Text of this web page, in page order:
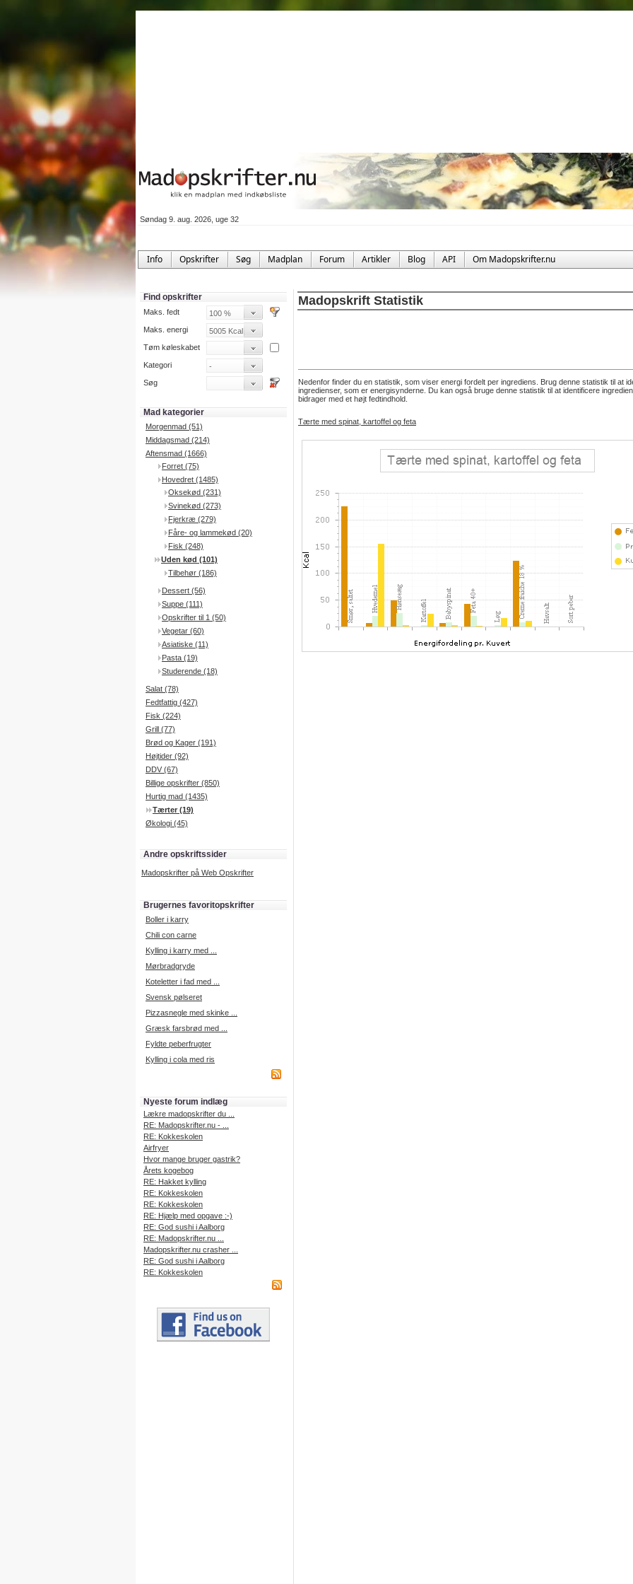
Søndag 9. aug. 2026, uge 32
Info Opskrifter Søg Madplan Forum Artikler Blog API Om Madopskrifter.nu
Find opskrifter
Maks. fedt
Maks. energi
Tøm køleskabet
Kategori
Søg
Mad kategorier
Morgenmad (51)
Middagsmad (214)
Aftensmad (1666)
Forret (75)
Hovedret (1485)
Oksekød (231)
Svinekød (273)
Fjerkræ (279)
Fåre- og lammekød (20)
Fisk (248)
Uden kød (101)
Tilbehør (186)
Dessert (56)
Suppe (111)
Opskrifter til 1 (50)
Vegetar (60)
Asiatiske (11)
Pasta (19)
Studerende (18)
Salat (78)
Fedtfattig (427)
Fisk (224)
Grill (77)
Brød og Kager (191)
Højtider (92)
DDV (67)
Billige opskrifter (850)
Hurtig mad (1435)
Tærter (19)
Økologi (45)
Andre opskriftssider
Madopskrifter på Web Opskrifter
Brugernes favoritopskrifter
Boller i karry
Chili con carne
Kylling i karry med ...
Mørbradgryde
Koteletter i fad med ...
Svensk pølseret
Pizzasnegle med skinke ...
Græsk farsbrød med ...
Fyldte peberfrugter
Kylling i cola med ris
Nyeste forum indlæg
Lækre madopskrifter du ...
RE: Madopskrifter.nu - ...
RE: Kokkeskolen
Airfryer
Hvor mange bruger gastrik?
Årets kogebog
RE: Hakket kylling
RE: Kokkeskolen
RE: Kokkeskolen
RE: Hjælp med opgave :-)
RE: God sushi i Aalborg
RE: Madopskrifter.nu ...
Madopskrifter.nu crasher ...
RE: God sushi i Aalborg
RE: Kokkeskolen
Madopskrift Statistik
Nedenfor finder du en statistik, som viser energi fordelt per ingrediens. Brug denne statistik til at
ingredienser, som er energisynderne. Du kan også bruge denne statistik til at identificere
bidrager med et højt fedtindhold.
Tærte med spinat, kartoffel og feta